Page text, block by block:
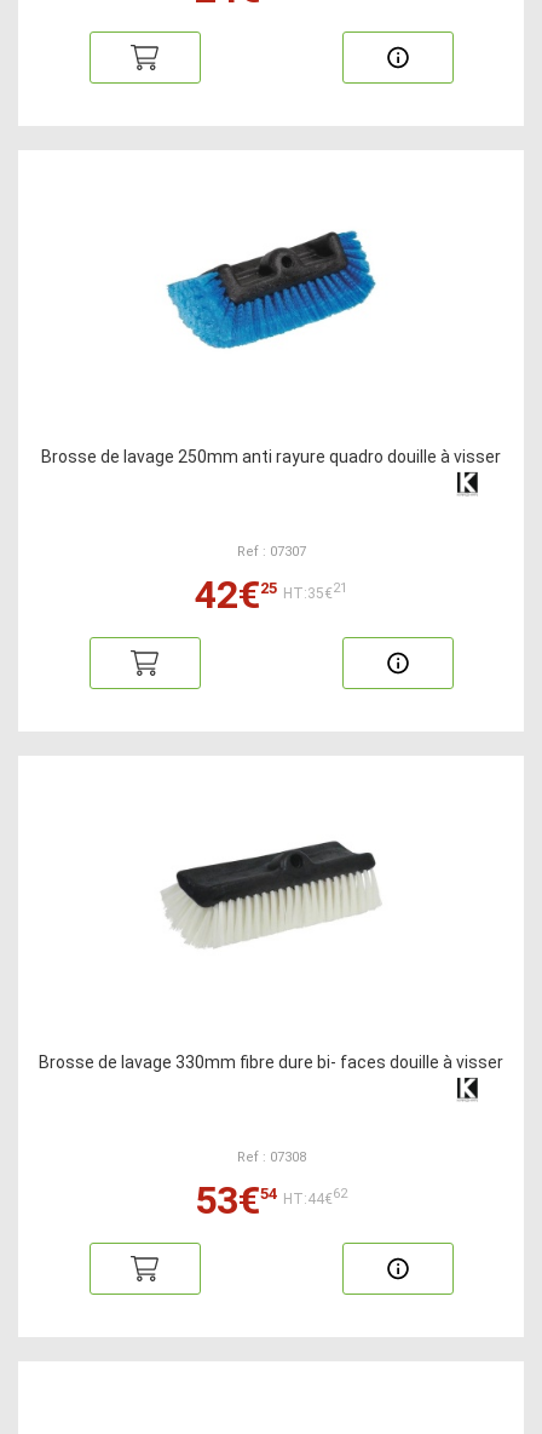
Brosse de lavage 250mm anti rayure quadro douille à visser
Ref : 07307
42€25 HT:35€21
Brosse de lavage 330mm fibre dure bi- faces douille à visser
Ref : 07308
53€54 HT:44€62